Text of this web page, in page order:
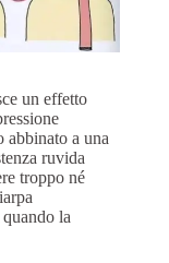
un effetto
abbinato a una
ruvida
troppo né
la